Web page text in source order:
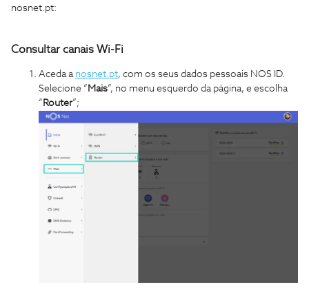
nosnet.pt:
Consultar canais Wi-Fi
Aceda a nosnet.pt, com os seus dados pessoais NOS ID.
Selecione “ Mais”, no menu esquerdo da página, e escolha
“ Router”;